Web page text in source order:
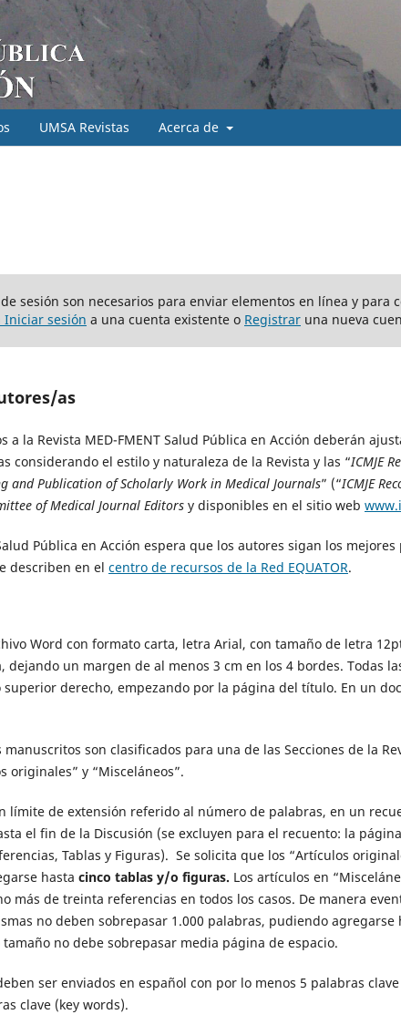
UMSA Revistas Acerca de
sesión son necesarios para enviar elementos en línea y para
Iniciar sesión a una cuenta existente o Registrar una nueva
as
a la Revista MED-FMENT Salud Pública en Acción deberán
considerando el estilo y naturaleza de la Revista y las “ICMJE
and Publication of Scholarly Work in Medical Journals” (“ICMJE
of Medical Journal Editors y disponibles en el sitio web
Pública en Acción espera que los autores sigan los
describen en el centro de recursos de la Red EQUATOR.
Word con formato carta, letra Arial, con tamaño de letra
dejando un margen de al menos 3 cm en los 4 bordes. Todas
derecho, empezando por la página del título. En un
son clasificados para una de las Secciones de la
originales” y “Misceláneos”.
límite de extensión referido al número de palabras, en un
el fin de la Discusión (se excluyen para el recuento: la
Tablas y Figuras). Se solicita que los “Artículos
hasta cinco tablas y/o figuras. Los artículos en
más de treinta referencias en todos los casos. De manera
no deben sobrepasar 1.000 palabras, pudiendo
no debe sobrepasar media página de espacio.
ser enviados en español con por lo menos 5 palabras
clave (key words).